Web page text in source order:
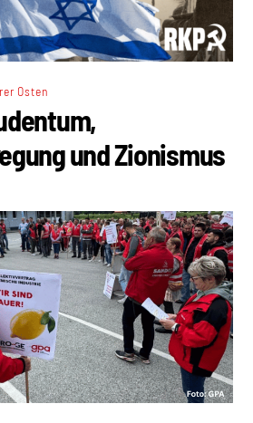
Osten
und Zionismus